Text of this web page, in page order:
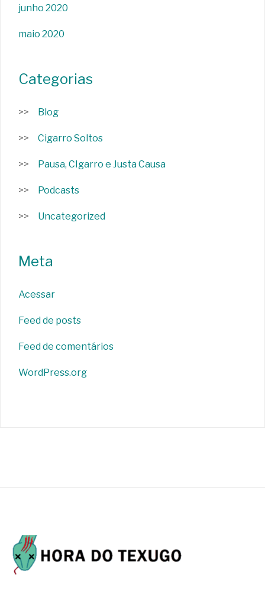
junho 2020
maio 2020
Categorias
Blog
Cigarro Soltos
Pausa, CIgarro e Justa Causa
Podcasts
Uncategorized
Meta
Acessar
Feed de posts
Feed de comentários
WordPress.org